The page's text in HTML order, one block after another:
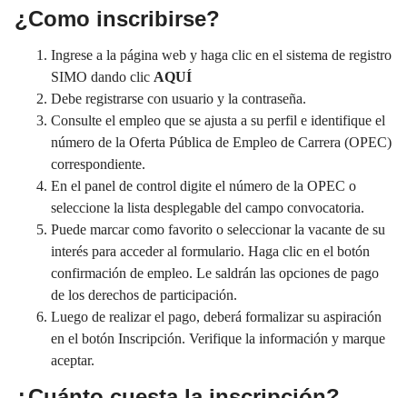
¿Como inscribirse?
Ingrese a la página web y haga clic en el sistema de registro
SIMO dando clic AQUÍ
Debe registrarse con usuario y la contraseña.
Consulte el empleo que se ajusta a su perfil e identifique el
número de la Oferta Pública de Empleo de Carrera (OPEC)
correspondiente.
En el panel de control digite el número de la OPEC o
seleccione la lista desplegable del campo convocatoria.
Puede marcar como favorito o seleccionar la vacante de su
interés para acceder al formulario. Haga clic en el botón
confirmación de empleo. Le saldrán las opciones de pago
de los derechos de participación.
Luego de realizar el pago, deberá formalizar su aspiración
en el botón Inscripción. Verifique la información y marque
aceptar.